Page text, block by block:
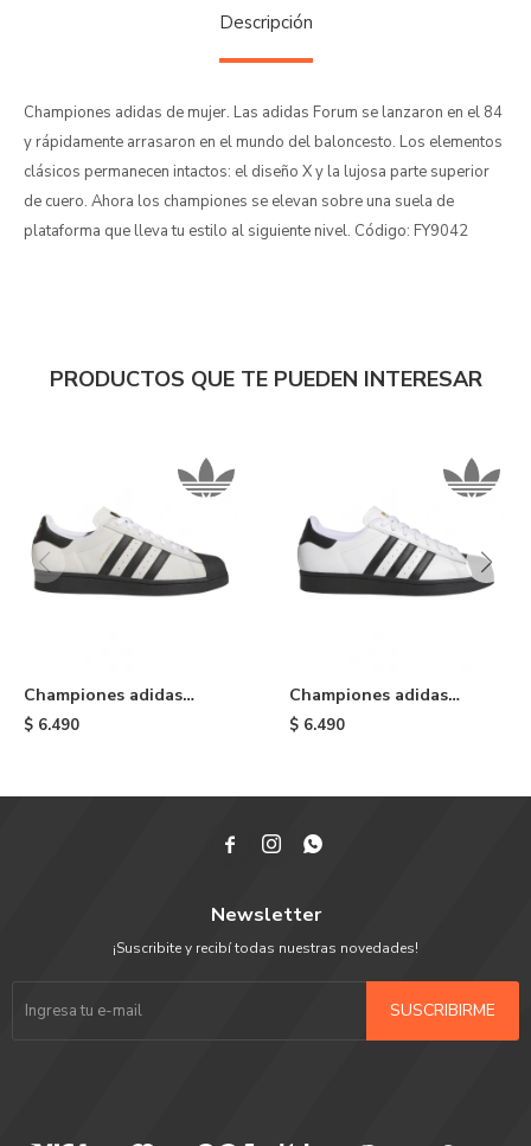
Descripción
Championes adidas de mujer. Las adidas Forum se lanzaron en el 84
y rápidamente arrasaron en el mundo del baloncesto. Los elementos
clásicos permanecen intactos: el diseño X y la lujosa parte superior
de cuero. Ahora los championes se elevan sobre una suela de
plataforma que lleva tu estilo al siguiente nivel. Código: FY9042
PRODUCTOS QUE TE PUEDEN INTERESAR
Championes adidas
Superstar ADV - Crystal
$ 6.490
Championes adidas
Superstar ADV - White
$ 6.490
  
Newsletter
¡Suscribite y recibí todas nuestras novedades!
SUSCRIBIRME